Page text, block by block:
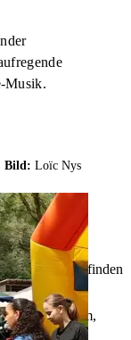
Musik.
Bild: Loïc Nys
gibt es am
Dortmunds finden
übers
nach Datum,